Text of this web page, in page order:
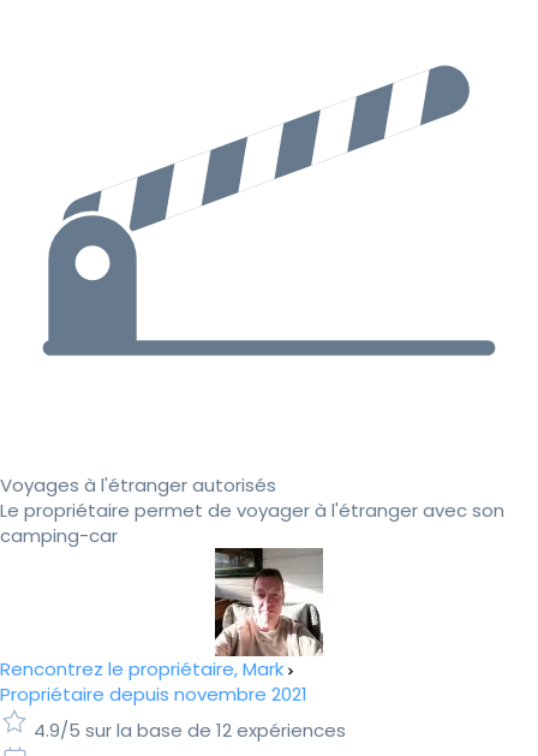
Voyages à l'étranger autorisés
Le propriétaire permet de voyager à l'étranger avec son
camping-car
Rencontrez le propriétaire, Mark
Propriétaire depuis novembre 2021
4.9/5 sur la base de 12 expériences